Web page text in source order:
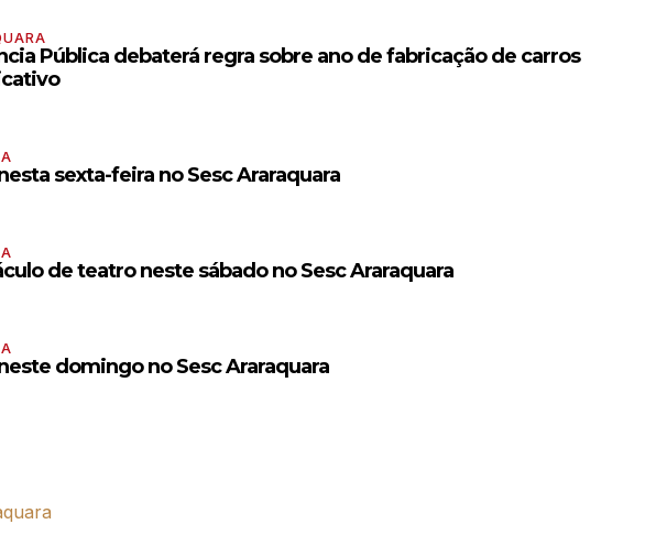
Pública debaterá regra sobre ano de fabricação de carros
sexta-feira no Sesc Araraquara
de teatro neste sábado no Sesc Araraquara
domingo no Sesc Araraquara